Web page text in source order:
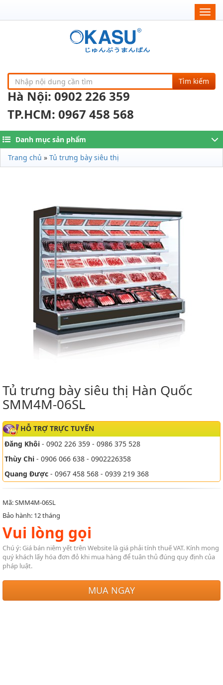
Tìm kiếm
Hà Nội: 0902 226 359
TP.HCM: 0967 458 568
Danh mục sản phẩm
Trang chủ » Tủ trưng bày siêu thị
Tủ trưng bày siêu thị Hàn Quốc
SMM4M-06SL
HỖ TRỢ TRỰC TUYẾN
Đăng Khôi - 0902 226 359 - 0986 375 528
Thùy Chi - 0906 066 638 - 0902226358
Quang Được - 0967 458 568 - 0939 219 368
Mã: SMM4M-06SL
Bảo hành: 12 tháng
Vui lòng gọi
Chú ý: Giá bán niêm yết trên Website là giá phải tính thuế VAT. Kính mong
quý khách lấy hóa đơn đỏ khi mua hàng để tuân thủ đúng quy định của
pháp luật.
MUA NGAY